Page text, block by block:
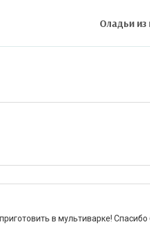
Оладьи из
в мультиварке!